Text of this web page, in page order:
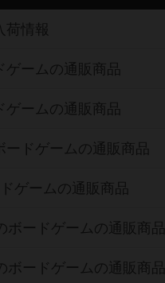
荷情報
ゲームの通販商品
ゲームの通販商品
ードゲームの通販商品
ゲームの通販商品
ボードゲームの通販商品
ボードゲームの通販商品